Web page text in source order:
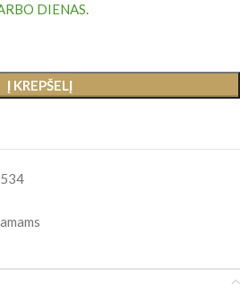
DIENAS.
Į KREPŠELĮ